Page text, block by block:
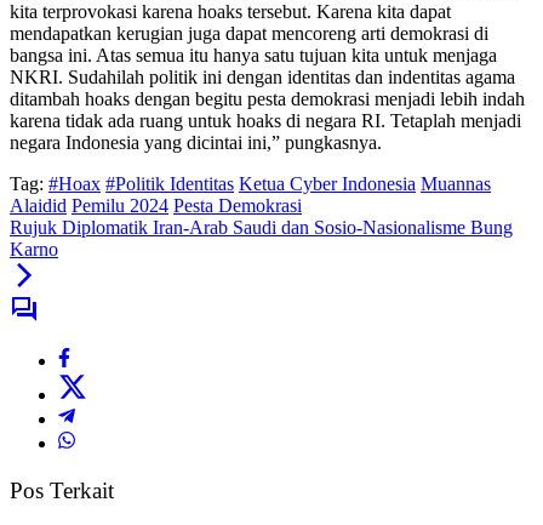
kita terprovokasi karena hoaks tersebut. Karena kita dapat
mendapatkan kerugian juga dapat mencoreng arti demokrasi di
bangsa ini. Atas semua itu hanya satu tujuan kita untuk menjaga
NKRI. Sudahilah politik ini dengan identitas dan indentitas agama
ditambah hoaks dengan begitu pesta demokrasi menjadi lebih indah
karena tidak ada ruang untuk hoaks di negara RI. Tetaplah menjadi
negara Indonesia yang dicintai ini,” pungkasnya.
Tag: #Hoax #Politik Identitas Ketua Cyber Indonesia Muannas
Alaidid Pemilu 2024 Pesta Demokrasi
Rujuk Diplomatik Iran-Arab Saudi dan Sosio-Nasionalisme Bung
Karno
Pos Terkait